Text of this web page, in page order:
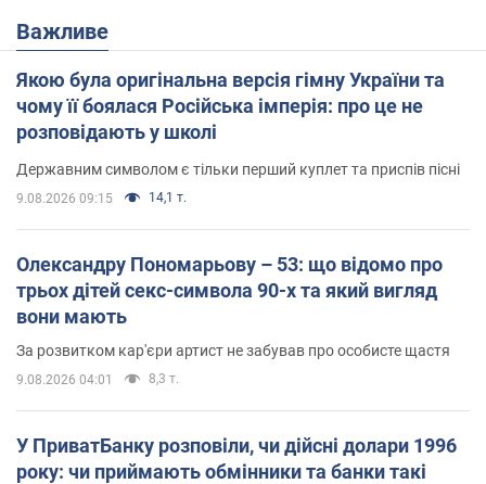
Важливе
Якою була оригінальна версія гімну України та
чому її боялася Російська імперія: про це не
розповідають у школі
Державним символом є тільки перший куплет та приспів пісні
9.08.2026 09:15 14,1 т.
Олександру Пономарьову – 53: що відомо про
трьох дітей секс-символа 90-х та який вигляд
вони мають
За розвитком кар'єри артист не забував про особисте щастя
9.08.2026 04:01 8,3 т.
У ПриватБанку розповіли, чи дійсні долари 1996
року: чи приймають обмінники та банки такі